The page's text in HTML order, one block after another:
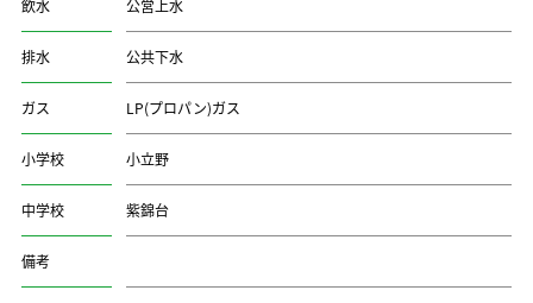
飲水 公営上水
排水 公共下水
ガス LP(プロパン)ガス
小学校 小立野
中学校 紫錦台
備考